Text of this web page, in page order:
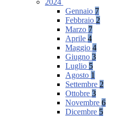
2024
Gennaio 7
Febbraio 2
Marzo 7
Aprile 4
Maggio 4
Giugno 3
Luglio 5
Agosto 1
Settembre 2
Ottobre 3
Novembre 6
Dicembre 5